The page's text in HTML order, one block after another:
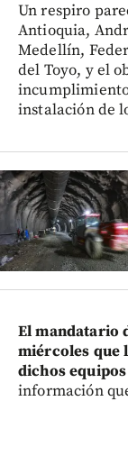
Un respiro
Antioquia,
Medellín,
del Toyo, y el
instalación de
El mandatario
miércoles que
dichos
información